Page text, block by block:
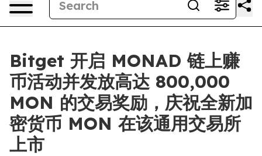
Bitget 开启 MONAD 链上赚
币活动并发放高达 800,000
MON 的交易奖励，庆祝全新加
密货币 MON 在该通用交易所
上市